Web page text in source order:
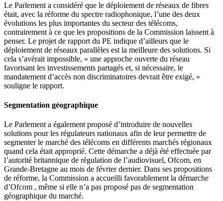
Le Parlement a considéré que le déploiement de réseaux de fibres
était, avec la réforme du spectre radiophonique, l’une des deux
évolutions les plus importantes du secteur des télécoms,
contrairement à ce que les propositions de la Commission laissent à
penser. Le projet de rapport du PE indique d’ailleurs que le
déploiement de réseaux parallèles est la meilleure des solutions. Si
cela s’avérait impossible, « une approche ouverte du réseau
favorisant les investissements partagés et, si nécessaire, le
mandatement d’accès non discriminatoires devrait être exigé, »
souligne le rapport.
Segmentation géographique
Le Parlement a également proposé d’introduire de nouvelles
solutions pour les régulateurs nationaux afin de leur permettre de
segmenter le marché des télécoms en différents marchés régionaux
quand cela était approprié. Cette démarche a déjà été effectuée par
l’autorité britannique de régulation de l’audiovisuel, Ofcom, en
Grande-Bretagne au mois de février dernier. Dans ses propositions
de réforme, la Commission a accueilli favorablement la démarche
d’Ofcom , même si elle n’a pas proposé pas de segmentation
géographique du marché.